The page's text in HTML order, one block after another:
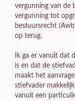
vergunning van de
vergunning tot
bestuursrecht
op terug.
Ik ga er vanuit dat
is en dat de
maakt het
stiefvader
vanuit een